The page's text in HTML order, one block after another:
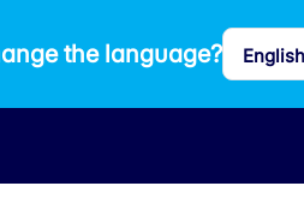
the language?